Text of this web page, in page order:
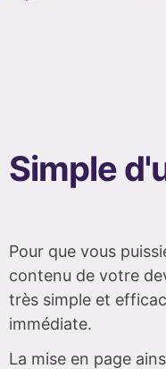
Simple
Pour que vous
contenu de votre
très simple et
immédiate.
La mise en page